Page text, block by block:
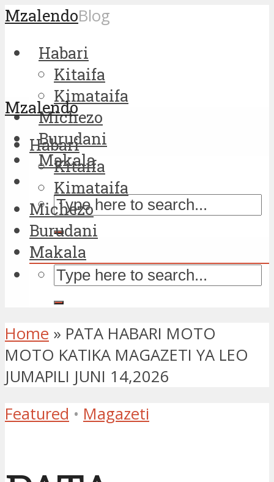
MzalendoBlog
Habari
Kitaifa
Kimataifa
Michezo
Burudani
Makala
Mzalendo
Habari
Kitaifa
Kimataifa
Michezo
Burudani
Makala
Home » PATA HABARI MOTO
MOTO KATIKA MAGAZETI YA LEO
JUMAPILI JUNI 14,2026
Featured • Magazeti